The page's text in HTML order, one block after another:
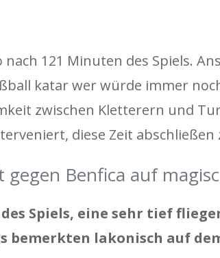
121 Minuten des Spiels.
katar wer würde immer
zwischen Kletterern und
diese Zeit abschließen
Benfica auf
Spiels, eine sehr tief
bemerkten lakonisch auf